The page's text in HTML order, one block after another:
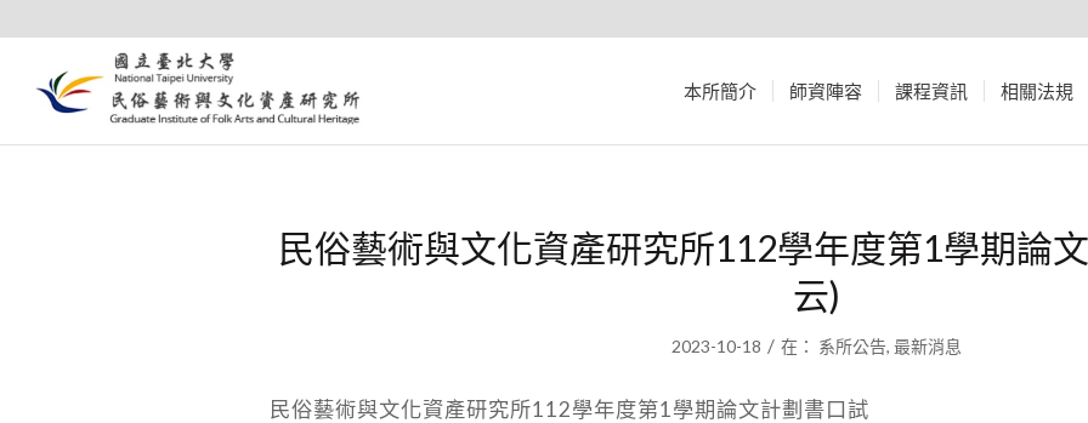
本所簡介 師資陣容 課程資訊 相關法規
民俗藝術與文化資產研究所112學年度第1學期論
云)
2023-10-18 / 在： 系所公告, 最新消息
民俗藝術與文化資產研究所112學年度第1學期論文計劃書口試